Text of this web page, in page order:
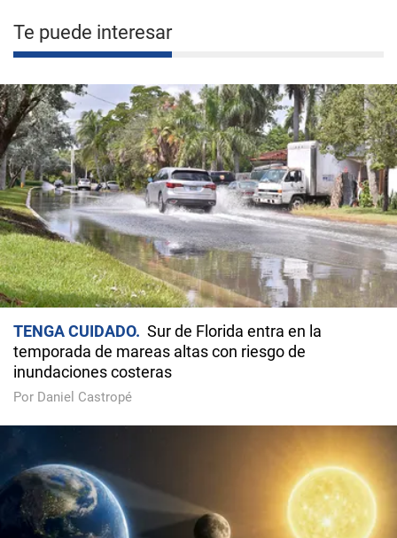
Te puede interesar
TENGA CUIDADO
Sur de Florida entra en la
temporada de mareas altas con riesgo de
inundaciones costeras
Por Daniel Castropé